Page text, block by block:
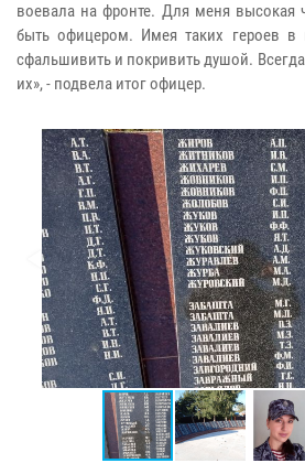
воевала на фронте. Для меня высокая
быть офицером. Имея таких героев в
сфальшивить и покривить душой.
их», - подвела итог офицер.